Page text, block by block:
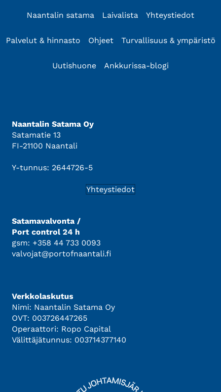
Naantalin satama Laivalista Yhteystiedot
Palvelut & hinnasto Ohjeet Turvallisuus & ympäristö
Uutishuone Ankkurissa-blogi
Naantalin Satama Oy
Satamatie 13
FI-21100 Naantali
Y-tunnus: 2644726-5
Yhteystiedot
Satamavalvonta /
Port control 24 h
gsm: +358 44 733 0093
valvojat@portofnaantali.fi
Verkkolaskutus
Nimi: Naantalin Satama Oy
OVT: 003726447265
Operaattori: Ropo Capital
Välittäjätunnus: 003714377140